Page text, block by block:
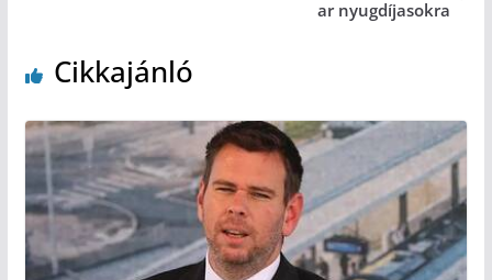
ar nyugdíjasokra
Cikkajánló